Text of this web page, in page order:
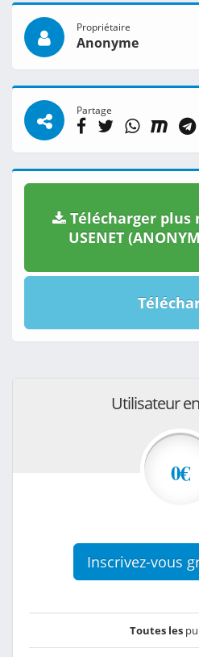
Propriétaire
Anonyme
Partage
Télécharger
USENET
Utilisateur
0€
Inscrivez-vous
Toutes les